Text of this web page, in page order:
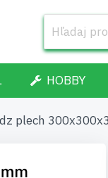
HOBBY
plech